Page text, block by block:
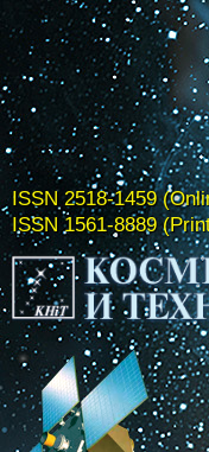
ISSN 2518-1459
ISSN 1561-8889